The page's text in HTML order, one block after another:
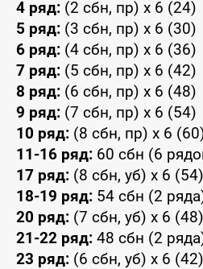
4 ряд: (2 сбн, пр) x 6 (24)
5 ряд: (3 сбн, пр) x 6 (30)
6 ряд: (4 сбн, пр) x 6 (36)
7 ряд: (5 сбн, пр) x 6 (42)
8 ряд: (6 сбн, пр) x 6 (48)
9 ряд: (7 сбн, пр) x 6 (54)
10 ряд: (8 сбн, пр) x 6
11-16 ряд: 60 сбн (6
17 ряд: (8 сбн, уб) x 6 (54)
18-19 ряд: 54 сбн (2
20 ряд: (7 сбн, уб) x 6 (48)
21-22 ряд: 48 сбн (2
23 ряд: (6 сбн, уб) x 6 (42)